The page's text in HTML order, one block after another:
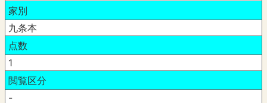
家別
九条本
点数
1
閲覧区分
-